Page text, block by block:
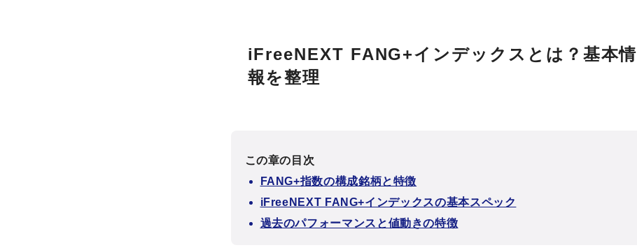
iFreeNEXT FANG+インデックスとは？基本情
報を整理
この章の目次
FANG+指数の構成銘柄と特徴
iFreeNEXT FANG+インデックスの基本スペック
過去のパフォーマンスと値動きの特徴